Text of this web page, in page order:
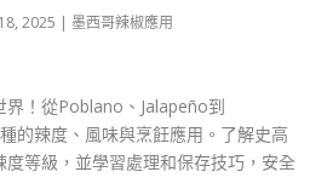
2025 | 墨西哥辣椒應用
界！從Poblano、Jalapeño到
的辣度、風味與烹飪應用。了解史高
等級，並學習處理和保存技巧，安全